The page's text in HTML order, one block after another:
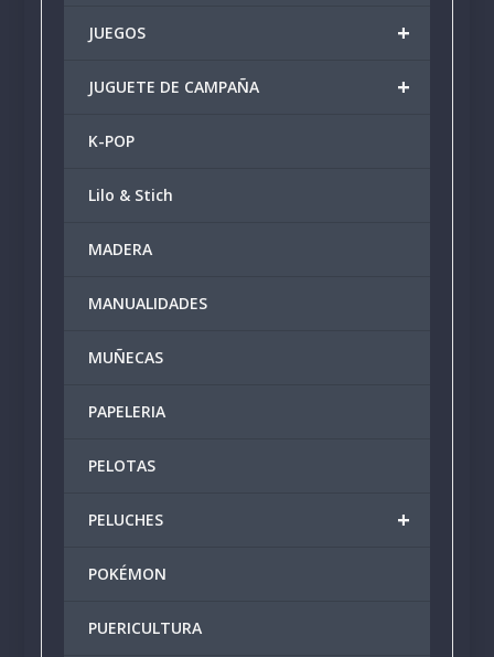
+
JUEGOS
+
JUGUETE DE CAMPAÑA
K-POP
Lilo & Stich
MADERA
MANUALIDADES
MUÑECAS
PAPELERIA
PELOTAS
+
PELUCHES
POKÉMON
PUERICULTURA